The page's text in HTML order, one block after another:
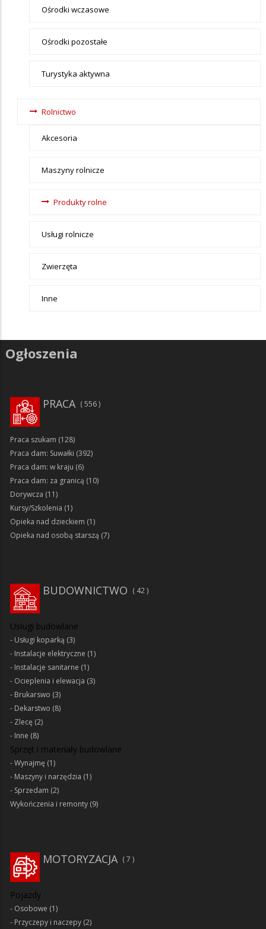
Ośrodki wczasowe
Ośrodki pozostałe
Turystyka aktywna
Rolnictwo
Akcesoria
Maszyny rolnicze
Produkty rolne
Usługi rolnicze
Zwierzęta
Inne
Ogłoszenia
PRACA 556
Praca szukam (128)
Praca dam: Suwałki (392)
Praca dam: w kraju (6)
Praca dam: za granicą (10)
Dorywcza (11)
Kursy/Szkolenia (1)
Opieka nad dzieckiem (1)
Opieka nad osobą starszą (7)
BUDOWNICTWO 42
Usługi budowlane
Usługi koparką (3)
Instalacje elektryczne (1)
Instalacje sanitarne (1)
Ocieplenia i elewacja (3)
Brukarswo (3)
Dekarstwo (8)
Zlecę (2)
Inne (8)
Sprzęt i materiały budowlane
Wynajmę (1)
Maszyny i narzędzia (1)
Sprzedam (2)
Wykończenia i remonty (9)
MOTORYZACJA 7
Pojazdy
Osobowe (1)
Przyczepy i naczepy (2)